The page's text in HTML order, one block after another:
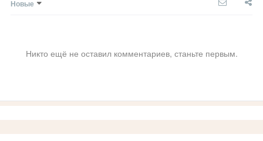
Новые
Никто ещё не оставил комментариев, станьте первым.